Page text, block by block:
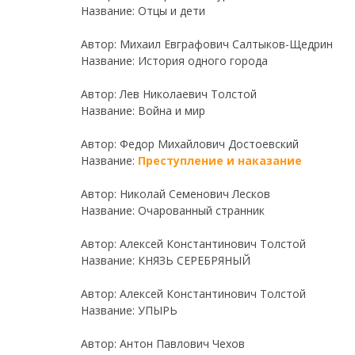
Название: Отцы и дети
Автор: Михаил Евграфович Салтыков-Щедрин
Название: История одного города
Автор: Лев Николаевич Толстой
Название: Война и мир
Автор: Федор Михайлович Достоевский
Название: Преступление и наказание
Автор: Николай Семенович Лесков
Название: Очарованный странник
Автор: Алексей Константинович Толстой
Название: КНЯЗЬ СЕРЕБРЯНЫЙ
Автор: Алексей Константинович Толстой
Название: УПЫРЬ
Автор: Антон Павлович Чехов